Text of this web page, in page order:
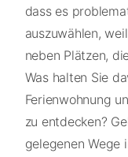
dass es
auszuwählen,
neben Plätzen,
Was halten Sie
Ferienwohnung
zu entdecken?
gelegenen Wege